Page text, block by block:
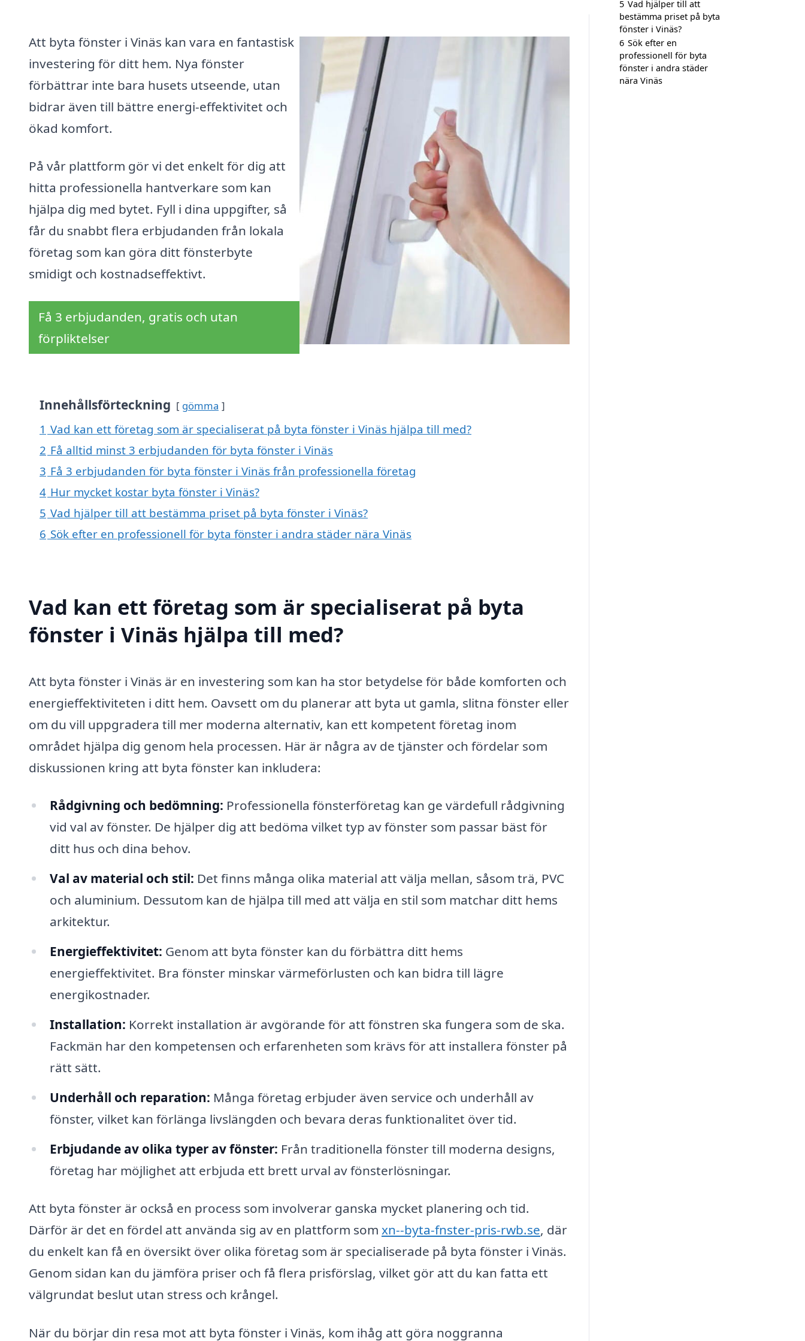
Att byta fönster i Vinäs kan vara en fantastisk
investering för ditt hem. Nya fönster
förbättrar inte bara husets utseende, utan
bidrar även till bättre energi-effektivitet och
ökad komfort.
På vår plattform gör vi det enkelt för dig att
hitta professionella hantverkare som kan
hjälpa dig med bytet. Fyll i dina uppgifter, så
får du snabbt flera erbjudanden från lokala
företag som kan göra ditt fönsterbyte
smidigt och kostnadseffektivt.
Få 3 erbjudanden, gratis och utan
förpliktelser
Innehållsförteckning gömma
1 Vad kan ett företag som är specialiserat på byta fönster i Vinäs hjälpa till med?
2 Få alltid minst 3 erbjudanden för byta fönster i Vinäs
3 Få 3 erbjudanden för byta fönster i Vinäs från professionella företag
4 Hur mycket kostar byta fönster i Vinäs?
5 Vad hjälper till att bestämma priset på byta fönster i Vinäs?
6 Sök efter en professionell för byta fönster i andra städer nära Vinäs
Vad kan ett företag som är specialiserat på byta
fönster i Vinäs hjälpa till med?
Att byta fönster i Vinäs är en investering som kan ha stor betydelse för både komforten och
energieffektiviteten i ditt hem. Oavsett om du planerar att byta ut gamla, slitna fönster eller
om du vill uppgradera till mer moderna alternativ, kan ett kompetent företag inom
området hjälpa dig genom hela processen. Här är några av de tjänster och fördelar som
diskussionen kring att byta fönster kan inkludera:
Rådgivning och bedömning: Professionella fönsterföretag kan ge värdefull rådgivning
vid val av fönster. De hjälper dig att bedöma vilket typ av fönster som passar bäst för
ditt hus och dina behov.
Val av material och stil: Det finns många olika material att välja mellan, såsom trä, PVC
och aluminium. Dessutom kan de hjälpa till med att välja en stil som matchar ditt hems
arkitektur.
Energieffektivitet: Genom att byta fönster kan du förbättra ditt hems
energieffektivitet. Bra fönster minskar värmeförlusten och kan bidra till lägre
energikostnader.
Installation: Korrekt installation är avgörande för att fönstren ska fungera som de ska.
Fackmän har den kompetensen och erfarenheten som krävs för att installera fönster på
rätt sätt.
Underhåll och reparation: Många företag erbjuder även service och underhåll av
fönster, vilket kan förlänga livslängden och bevara deras funktionalitet över tid.
Erbjudande av olika typer av fönster: Från traditionella fönster till moderna designs,
företag har möjlighet att erbjuda ett brett urval av fönsterlösningar.
Att byta fönster är också en process som involverar ganska mycket planering och tid.
Därför är det en fördel att använda sig av en plattform som xn--byta-fnster-pris-rwb.se, där
du enkelt kan få en översikt över olika företag som är specialiserade på byta fönster i Vinäs.
Genom sidan kan du jämföra priser och få flera prisförslag, vilket gör att du kan fatta ett
välgrundat beslut utan stress och krångel.
När du börjar din resa mot att byta fönster i Vinäs, kom ihåg att göra noggranna
5 Vad hjälper till att
bestämma priset på byta
fönster i Vinäs?
6 Sök efter en
professionell för byta
fönster i andra städer
nära Vinäs